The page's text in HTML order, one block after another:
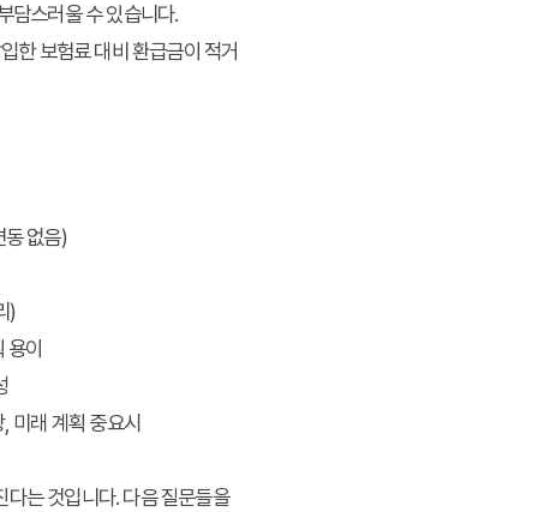
담스러울 수 있습니다.
한 보험료 대비 환급금이 적거
동 없음)
)
이
미래 계획 중요시
는 것입니다. 다음 질문들을